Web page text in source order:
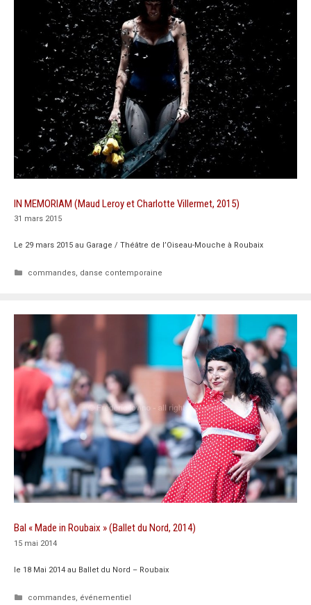
IN MEMORIAM (Maud Leroy et Charlotte Villermet, 2015)
31 mars 2015
Le 29 mars 2015 au Garage / Théâtre de l’Oiseau-Mouche à Roubaix
Catégories
commandes, danse contemporaine
Bal « Made in Roubaix » (Ballet du Nord, 2014)
15 mai 2014
le 18 Mai 2014 au Ballet du Nord – Roubaix
Catégories
commandes, événementiel